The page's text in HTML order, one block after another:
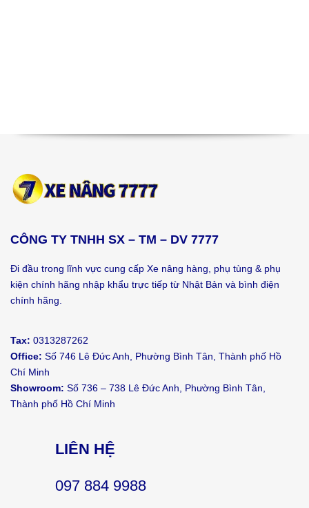
CÔNG TY TNHH SX – TM – DV 7777
Đi đầu trong lĩnh vực cung cấp Xe nâng hàng, phụ tùng & phụ
kiện chính hãng nhập khẩu trực tiếp từ Nhật Bản và bình điện
chính hãng.
Tax: 0313287262
Office: Số 746 Lê Đức Anh, Phường Bình Tân, Thành phố Hồ
Chí Minh
Showroom: Số 736 – 738 Lê Đức Anh, Phường Bình Tân,
Thành phố Hồ Chí Minh
LIÊN HỆ
097 884 9988